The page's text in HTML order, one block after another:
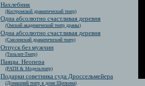
Нахлебник
(Костромской драматический театр)
Одна абсолютно счастливая деревня
(Омский академический театр драмы)
Одна абсолютно счастливая деревня
(Смоленский драматический театр)
Отпуск без мужчин
(Тильзит-Театр)
Паяцы. Неопера
(РАТИ & Модельтеатр)
Подарки советника суда Дроссельмейера
(Домашний театр в доме Щепкина)